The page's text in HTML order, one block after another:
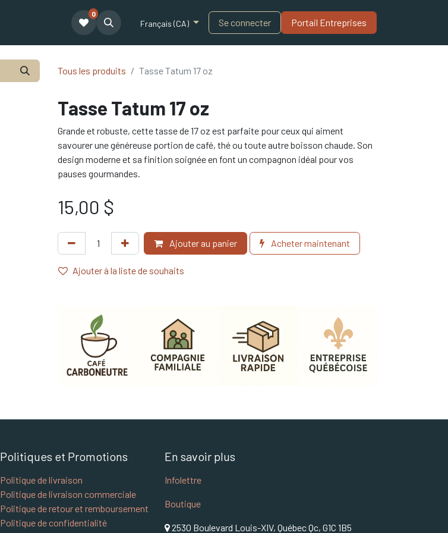
Notre équipe Partenariat Blogue
0
Français (CA) Se connecter Portail Entreprises​
Tous les produits Tasse Tatum 17 oz
Tasse Tatum 17 oz
Grande et robuste, cette tasse de 17 oz est parfaite pour ceux qui aiment
savourer une généreuse portion de café, thé ou toute autre boisson chaude. Son
design moderne et sa finition soignée en font un compagnon idéal pour vos
pauses gourmandes.
15,00 $
Ajouter au panier Acheter maintenant
Ajouter à la liste de souhaits
En savoir plus
Infolettre
Boutique
2530 Boulevard Louis-XIV, Québec Qc, G1C 1B5
Politiques et Promotions
Politique de livraison
Politique de livraison commerciale
Politique de retour et remboursement
Politique de confidentialité